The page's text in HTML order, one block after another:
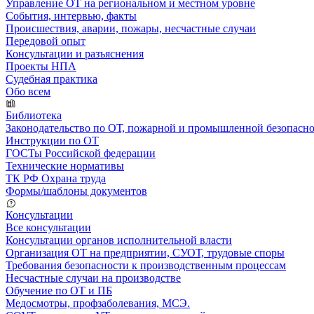
Управление ОТ на региональном и местном уровне
События, интервью, факты
Происшествия, аварии, пожары, несчастные случаи
Передовой опыт
Консультации и разъяснения
Проекты НПА
Судебная практика
Обо всем
Библиотека
Законодательство по ОТ, пожарной и промышленной
Инструкции по ОТ
ГОСТы Российской федерации
Технические нормативы
ТК РФ Охрана труда
Формы/шаблоны документов
Консультации
Все консультации
Консультации органов исполнительной власти
Организация ОТ на предприятии, СУОТ, трудовые споры
Требования безопасности к производственным процессам
Несчастные случаи на производстве
Обучение по ОТ и ПБ
Медосмотры, профзаболевания, МСЭ.